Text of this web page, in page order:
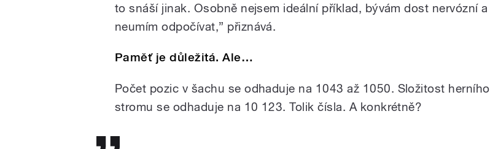
to snáší jinak. Osobně nejsem ideální příklad, bývám dost nervózní a
neumím odpočívat,” přiznává.
Paměť je důležitá. Ale…
Počet pozic v šachu se odhaduje na 1043 až 1050. Složitost herního
stromu se odhaduje na 10 123. Tolik čísla. A konkrétně?